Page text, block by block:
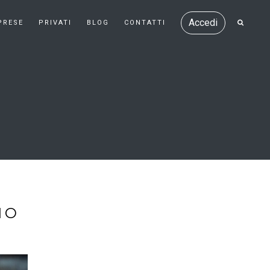
PRIVATI BLOG CONTATTI Accedi